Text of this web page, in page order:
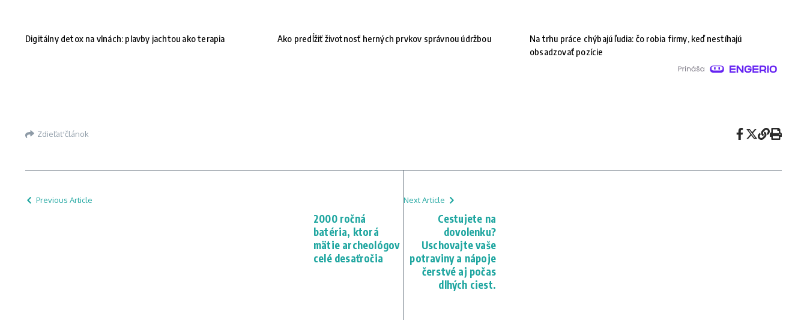
Digitálny detox na vlnách: plavby jachtou ako terapia Ako predĺžiť životnosť herných prvkov správnou údržbou
Na trhu práce chýbajú ľudia: čo robia firmy, keď nestíhajú
obsadzovať pozície
Zdieľať článok
Previous Article
2000 ročná
batéria, ktorá
mätie archeológov
celé desaťročia
Next Article
Cestujete na
dovolenku?
Uschovajte vaše
potraviny a nápoje
čerstvé aj počas
dlhých ciest.